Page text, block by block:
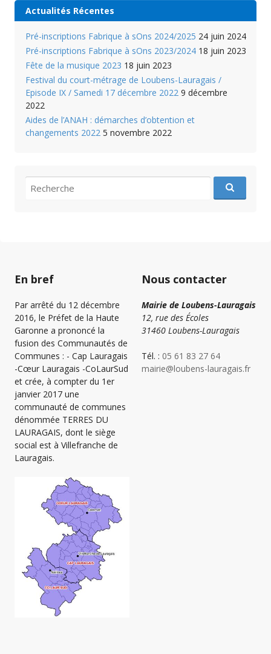
Actualités Récentes
Pré-inscriptions Fabrique à sOns 2024/2025 24 juin 2024
Pré-inscriptions Fabrique à sOns 2023/2024 18 juin 2023
Fête de la musique 2023 18 juin 2023
Festival du court-métrage de Loubens-Lauragais /
Episode IX / Samedi 17 décembre 2022 9 décembre
2022
Aides de l’ANAH : démarches d’obtention et
changements 2022 5 novembre 2022
recherche
pour
En bref
Par arrêté du 12 décembre
2016, le Préfet de la Haute
Garonne a prononcé la
fusion des Communautés de
Communes : - Cap Lauragais
-Cœur Lauragais -CoLaurSud
et crée, à compter du 1er
janvier 2017 une
communauté de communes
dénommée TERRES DU
LAURAGAIS, dont le siège
social est à Villefranche de
Lauragais.
Nous contacter
Mairie de Loubens-Lauragais
12, rue des Écoles
31460 Loubens-Lauragais
Tél. : 05 61 83 27 64
mairie@loubens-lauragais.fr